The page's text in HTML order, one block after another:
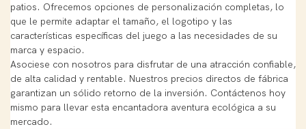
patios. Ofrecemos opciones de personalización completas, lo
que le permite adaptar el tamaño, el logotipo y las
características específicas del juego a las necesidades de su
marca y espacio.
Asociese con nosotros para disfrutar de una atracción confiable,
de alta calidad y rentable. Nuestros precios directos de fábrica
garantizan un sólido retorno de la inversión. Contáctenos hoy
mismo para llevar esta encantadora aventura ecológica a su
mercado.